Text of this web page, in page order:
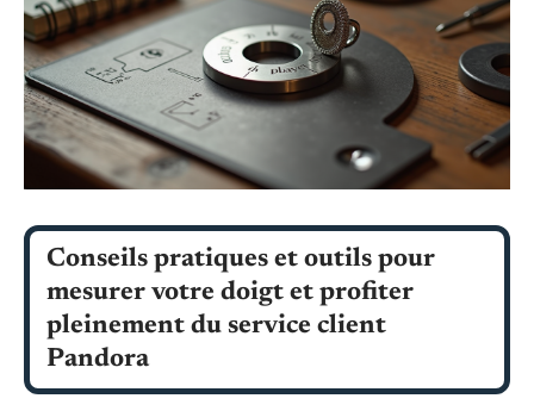
Conseils pratiques et outils pour
mesurer votre doigt et profiter
pleinement du service client
Pandora